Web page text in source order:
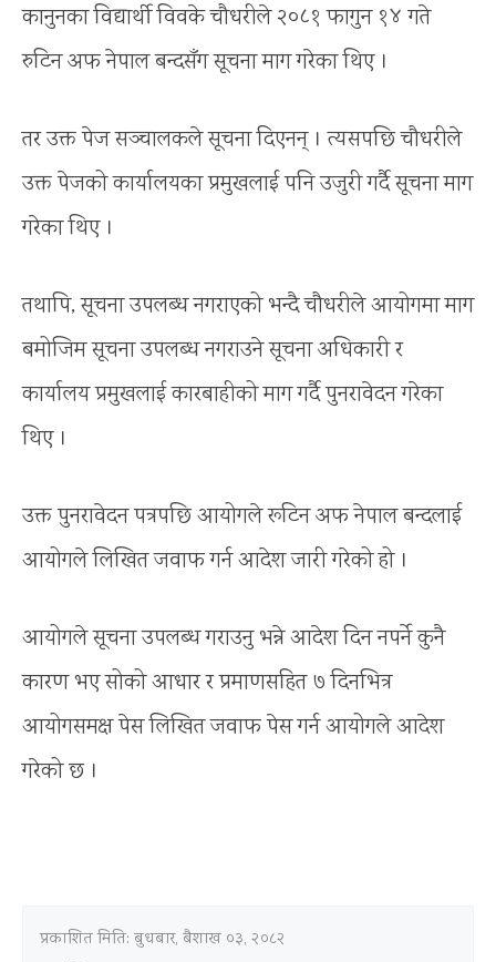
कानुनका विद्यार्थी विवके चौधरीले २०८१ फागुन १४ गते
रुटिन अफ नेपाल बन्दसँग सूचना माग गरेका थिए ।
तर उक्त पेज सञ्चालकले सूचना दिएनन् । त्यसपछि चौधरीले
उक्त पेजको कार्यालयका प्रमुखलाई पनि उजुरी गर्दै सूचना माग
गरेका थिए ।
तथापि, सूचना उपलब्ध नगराएको भन्दै चौधरीले आयोगमा माग
बमोजिम सूचना उपलब्ध नगराउने सूचना अधिकारी र
कार्यालय प्रमुखलाई कारबाहीको माग गर्दै पुनरावेदन गरेका
थिए ।
उक्त पुनरावेदन पत्रपछि आयोगले रूटिन अफ नेपाल बन्दलाई
आयोगले लिखित जवाफ गर्न आदेश जारी गरेको हो ।
आयोगले सूचना उपलब्ध गराउनु भन्ने आदेश दिन नपर्ने कुनै
कारण भए सोको आधार र प्रमाणसहित ७ दिनभित्र
आयोगसमक्ष पेस लिखित जवाफ पेस गर्न आयोगले आदेश
गरेको छ ।
प्रकाशित मिति: बुधबार, बैशाख ०३, २०८२